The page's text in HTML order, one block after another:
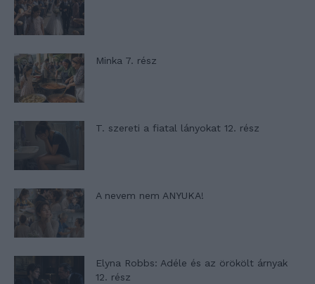
Minka 7. rész
T. szereti a fiatal lányokat 12. rész
A nevem nem ANYUKA!
Elyna Robbs: Adéle és az örökölt árnyak
12. rész